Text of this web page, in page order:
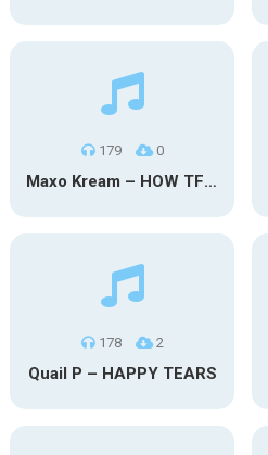
179 0
Maxo Kream – HOW TF I’M LUCKY
178 2
Quail P – HAPPY TEARS